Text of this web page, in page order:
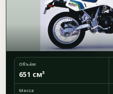
Объём
651 см³
Масса